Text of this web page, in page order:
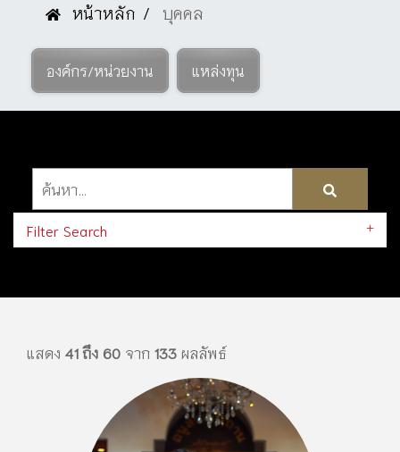
หน้าหลัก บุคคล
องค์กร/หน่วยงาน แหล่งทุน
Filter Search
แสดง 41 ถึง 60 จาก 133 ผลลัพธ์